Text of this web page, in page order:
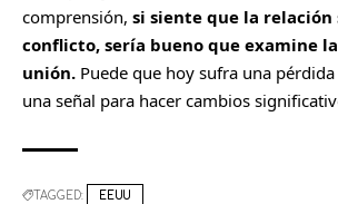
comprensión, si siente que la relación
conflicto, sería bueno que examine
unión. Puede que hoy sufra una
una señal para hacer cambios
TAGGED: EEUU